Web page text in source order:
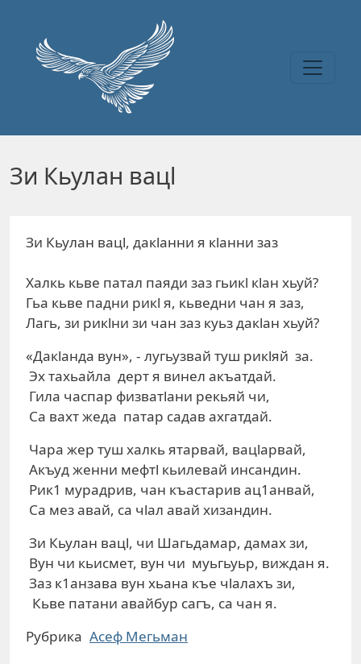
Зи Кьулан вацl
Зи Кьулан вацl, дакlанни я кlанни заз
Халкь кьве патал паяди заз гьикl кlан хьуй?
Гьа кьве падни рикl я, кьведни чан я заз,
Лагь, зи рикlни зи чан заз куьз дакlан хьуй?
«Дакlанда вун», - лугьузвай туш рикlяй за.
Эх тахьайла дерт я винел акъатдай.
Гила часпар физватlани рекьяй чи,
Са вахт жеда патар садав ахгатдай.
Чара жер туш халкь ятарвай, вацlарвай,
Акъуд женни мефтl кьилевай инсандин.
Рик1 мурадрив, чан къастарив ац1анвай,
Са мез авай, са чlал авай хизандин.
Зи Кьулан вацl, чи Шагьдамар, дамах зи,
Вун чи кьисмет, вун чи муьгьуьр, виждан я.
Заз к1анзава вун хьана къе чlалахъ зи,
Кьве патани авайбур сагъ, са чан я.
Рубрика Асеф Мегьман